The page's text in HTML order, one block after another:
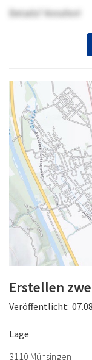
Details? Anrufen!
Erstellen
Veröffentlicht:
Lage
3110 Münsingen